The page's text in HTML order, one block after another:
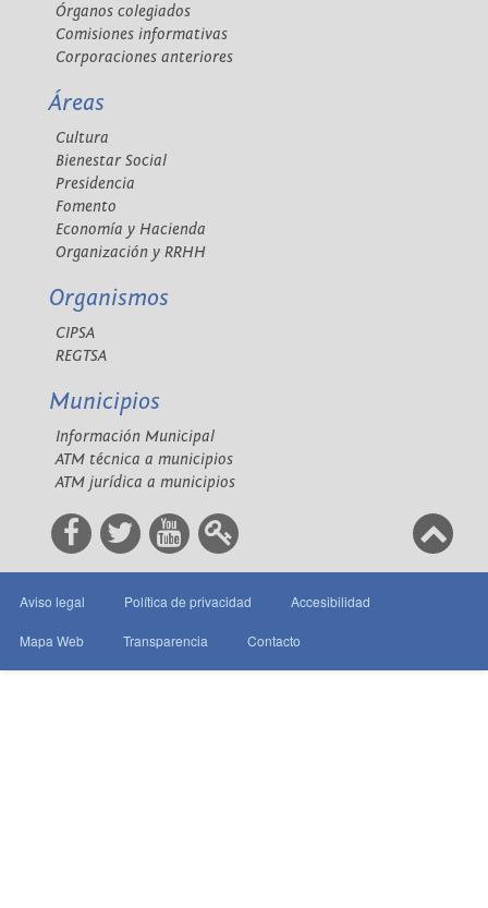
Órganos colegiados
Comisiones informativas
Corporaciones anteriores
Áreas
Cultura
Bienestar Social
Presidencia
Fomento
Economía y Hacienda
Organización y RRHH
Organismos
CIPSA
REGTSA
Municipios
Información Municipal
ATM técnica a municipios
ATM jurídica a municipios
Aviso legal Política de privacidad Accesibilidad
Mapa Web Transparencia Contacto